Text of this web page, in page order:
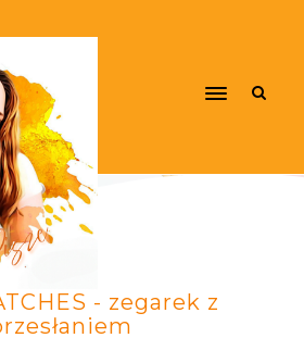
- zegarek z